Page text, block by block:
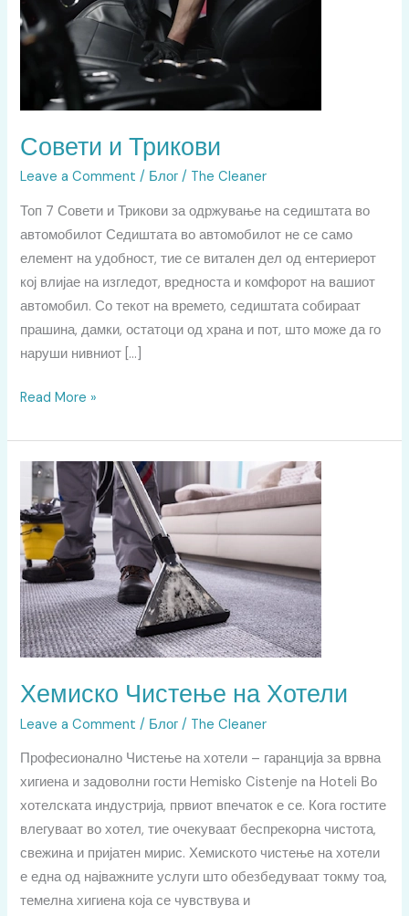
Совети и Трикови
Leave a Comment / Блог / The Cleaner
Топ 7 Совети и Трикови за одржување на седиштата во
автомобилот Седиштата во автомобилот не се само
елемент на удобност, тие се витален дел од ентериерот
кој влијае на изгледот, вредноста и комфорот на вашиот
автомобил. Со текот на времето, седиштата собираат
прашина, дамки, остатоци од храна и пот, што може да го
наруши нивниот […]
Read More »
Хемиско Чистење на Хотели
Leave a Comment / Блог / The Cleaner
Професионално Чистење на хотели – гаранција за врвна
хигиена и задоволни гости Hemisko Cistenje na Hoteli Во
хотелската индустрија, првиот впечаток е се. Кога гостите
влегуваат во хотел, тие очекуваат беспрекорна чистота,
свежина и пријатен мирис. Хемиското чистење на хотели
е една од најважните услуги што обезбедуваат токму тоа,
темелна хигиена која се чувствува и
Хемиско
Чистење
на
Хотели